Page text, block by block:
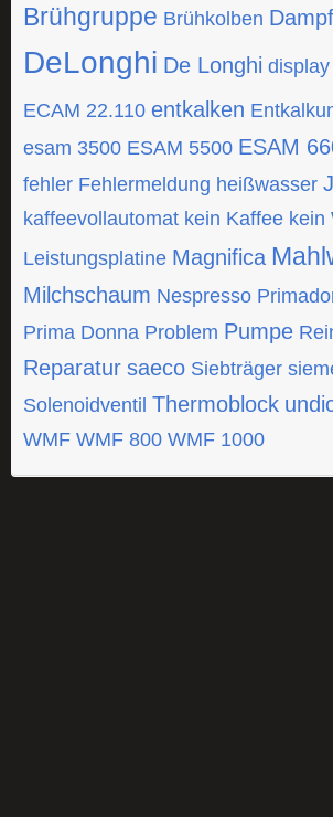
Brühgruppe Brühkolben Dampf
DeLonghi De Longhi display
ECAM 22.110 entkalken
esam 3500 ESAM 5500 ESAM
fehler Fehlermeldung heißwasser
kaffeevollautomat kein Kaffee kein
Leistungsplatine Magnifica
Milchschaum Nespresso
Prima Donna Problem Pumpe
Reparatur saeco Siebträger
Solenoidventil Thermoblock
WMF WMF 800 WMF 1000